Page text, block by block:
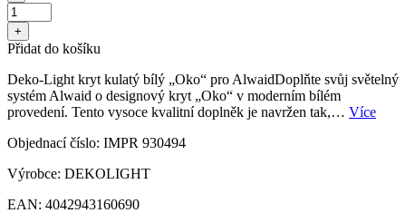
+
Přidat do košíku
Deko-Light kryt kulatý bílý „Oko“ pro AlwaidDoplňte svůj světelný
systém Alwaid o designový kryt „Oko“ v moderním bílém
provedení. Tento vysoce kvalitní doplněk je navržen tak,… Více
Objednací číslo: IMPR 930494
Výrobce: DEKOLIGHT
EAN: 4042943160690